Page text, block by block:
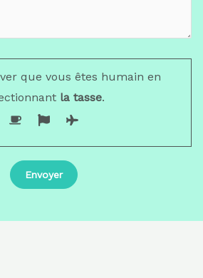
que vous êtes humain en
la tasse.